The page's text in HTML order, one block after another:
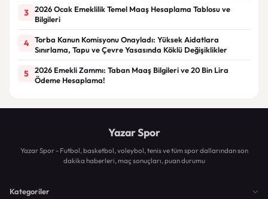
3
2026 Ocak Emeklilik Temel Maaş Hesaplama Tablosu ve
Bilgileri
4
Torba Kanun Komisyonu Onayladı: Yüksek Aidatlara
Sınırlama, Tapu ve Çevre Yasasında Köklü Değişiklikler
5
2026 Emekli Zammı: Taban Maaş Bilgileri ve 20 Bin Lira
Ödeme Hesaplama!
Yazar Spor
Yazar Spor - Futbol, basketbol, voleybol, tenis ve tüm spor dallarından son
dakika haberleri, maç sonuçları, puan durumu
Kategoriler